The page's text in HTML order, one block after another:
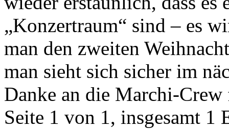
„Konzertraum“ sind – es
man den zweiten
man sieht sich sicher im
Danke an die Marchi-
Seite 1 von 1, insgesamt 1